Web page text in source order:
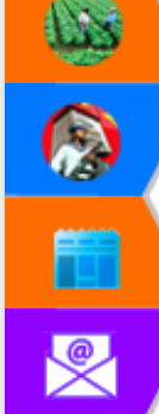
LIÊN KẾT WEB